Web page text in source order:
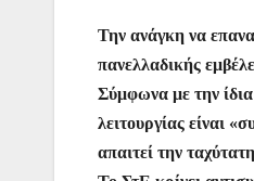
e
b
o
o
k
er s
A
p
p
Την ανάγκη να
πανελλαδικής
Σύμφωνα με την
λειτουργίας είναι
απαιτεί την